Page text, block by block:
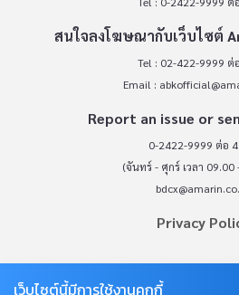
สนใจลงโฆษณากับเว็บไซต์
Tel : 02-422-9999 ต่
Email :
Report an issue or
0-2422-9999 ต่อ
(จันทร์ - ศุกร์ เวลา 09.00
Privacy
OUR
เว็บไซต์นี้มีการใช้งานคุกกี้